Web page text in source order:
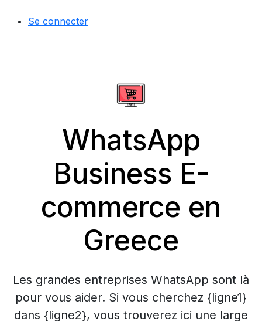
Se connecter
WhatsApp
Business E-
commerce en
Greece
Les grandes entreprises WhatsApp sont là
pour vous aider. Si vous cherchez {ligne1}
dans {ligne2}, vous trouverez ici une large